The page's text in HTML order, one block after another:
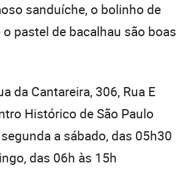
sanduíche, o bolinho de
o pastel de bacalhau são boas
da Cantareira, 306, Rua E
Histórico de São Paulo
a sábado, das 05h30
das 06h às 15h